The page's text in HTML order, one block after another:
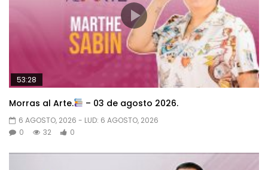
53:28
Morras al Arte. – 03 de agosto 2026.
6 AGOSTO, 2026 - LUD: 6 AGOSTO, 2026
0
32 0